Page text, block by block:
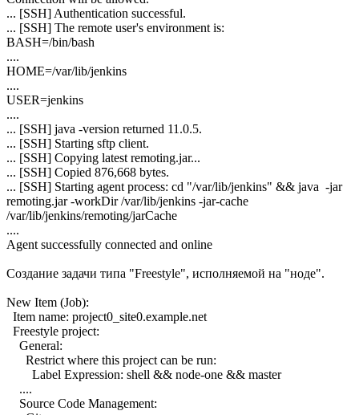
... [SSH] Authentication successful.
... [SSH] The remote user's environment is:
BASH=/bin/bash
....
HOME=/var/lib/jenkins
....
USER=jenkins
....
... [SSH] java -version returned 11.0.5.
... [SSH] Starting sftp client.
... [SSH] Copying latest remoting.jar...
... [SSH] Copied 876,668 bytes.
... [SSH] Starting agent process: cd "/var/lib/jenkins" && java -jar
remoting.jar -workDir /var/lib/jenkins -jar-cache
/var/lib/jenkins/remoting/jarCache
....
Agent successfully connected and online
Создание задачи типа "Freestyle", исполняемой на "ноде".
New Item (Job):
Item name: project0_site0.example.net
Freestyle project:
General:
Restrict where this project can be run:
Label Expression: shell && node-one && master
....
Source Code Management: